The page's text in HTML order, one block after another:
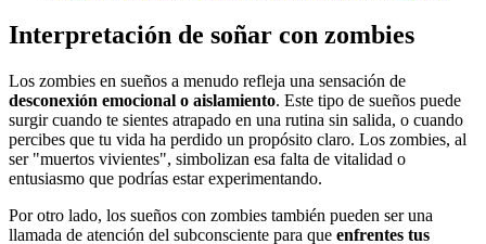
Interpretación de soñar con zombies
Los zombies en sueños a menudo refleja una sensación de
desconexión emocional o aislamiento. Este tipo de sueños puede
surgir cuando te sientes atrapado en una rutina sin salida, o cuando
percibes que tu vida ha perdido un propósito claro. Los zombies, al
ser "muertos vivientes", simbolizan esa falta de vitalidad o
entusiasmo que podrías estar experimentando.
Por otro lado, los sueños con zombies también pueden ser una
llamada de atención del subconsciente para que enfrentes tus